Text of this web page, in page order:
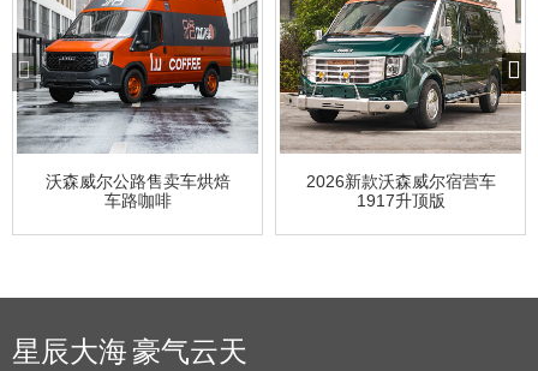
沃森威尔公路售卖车烘焙
车路咖啡
2026新款沃森威尔宿营车
1917升顶版
星辰大海 豪气云天